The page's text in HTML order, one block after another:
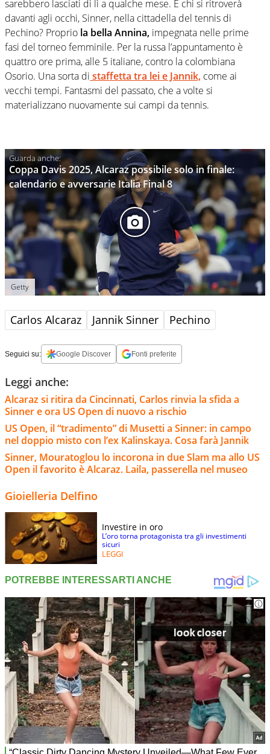
sarebbero lasciati di lì a qualche mese. E chi si ritroverà
davanti agli occhi, Sinner, nella cittadella del tennis di
Pechino? Proprio la bella Annina, impegnata nelle prime
fasi del torneo femminile. Per la russa l’appuntamento è
quattro ore prima, alle 5 italiane, contro la colombiana
Osorio. Una sorta di staffetta tra lei e Jannik, come ai
vecchi tempi. Fantasmi del passato, che a volte si
materializzano nuovamente sui campi da tennis.
Coppa Davis 2025, Alcaraz possibile solo in finale:
calendario e avversarie Italia Final 8
Getty
Carlos Alcaraz Jannik Sinner Pechino
Seguici su: Google Discover Fonti preferite
Leggi anche:
Alcaraz si ritira da Cincinnati, Carlos rinvia la sfida a
Sinner e ora US Open di nuovo a rischio
US Open, il “tradimento” di Musetti a Sinner: in campo
nel doppio misto con l’ex Kalinskaya. Cosa farà Jannik
Sinner, Mouratoglou lo incorona in due Slam ma allo US
Open il favorito è Alcaraz. Laila, passerella nel museo
Gioielleria Delfino
Investire in oro
L’oro torna protagonista tra gli investimenti
sicuri
LEGGI